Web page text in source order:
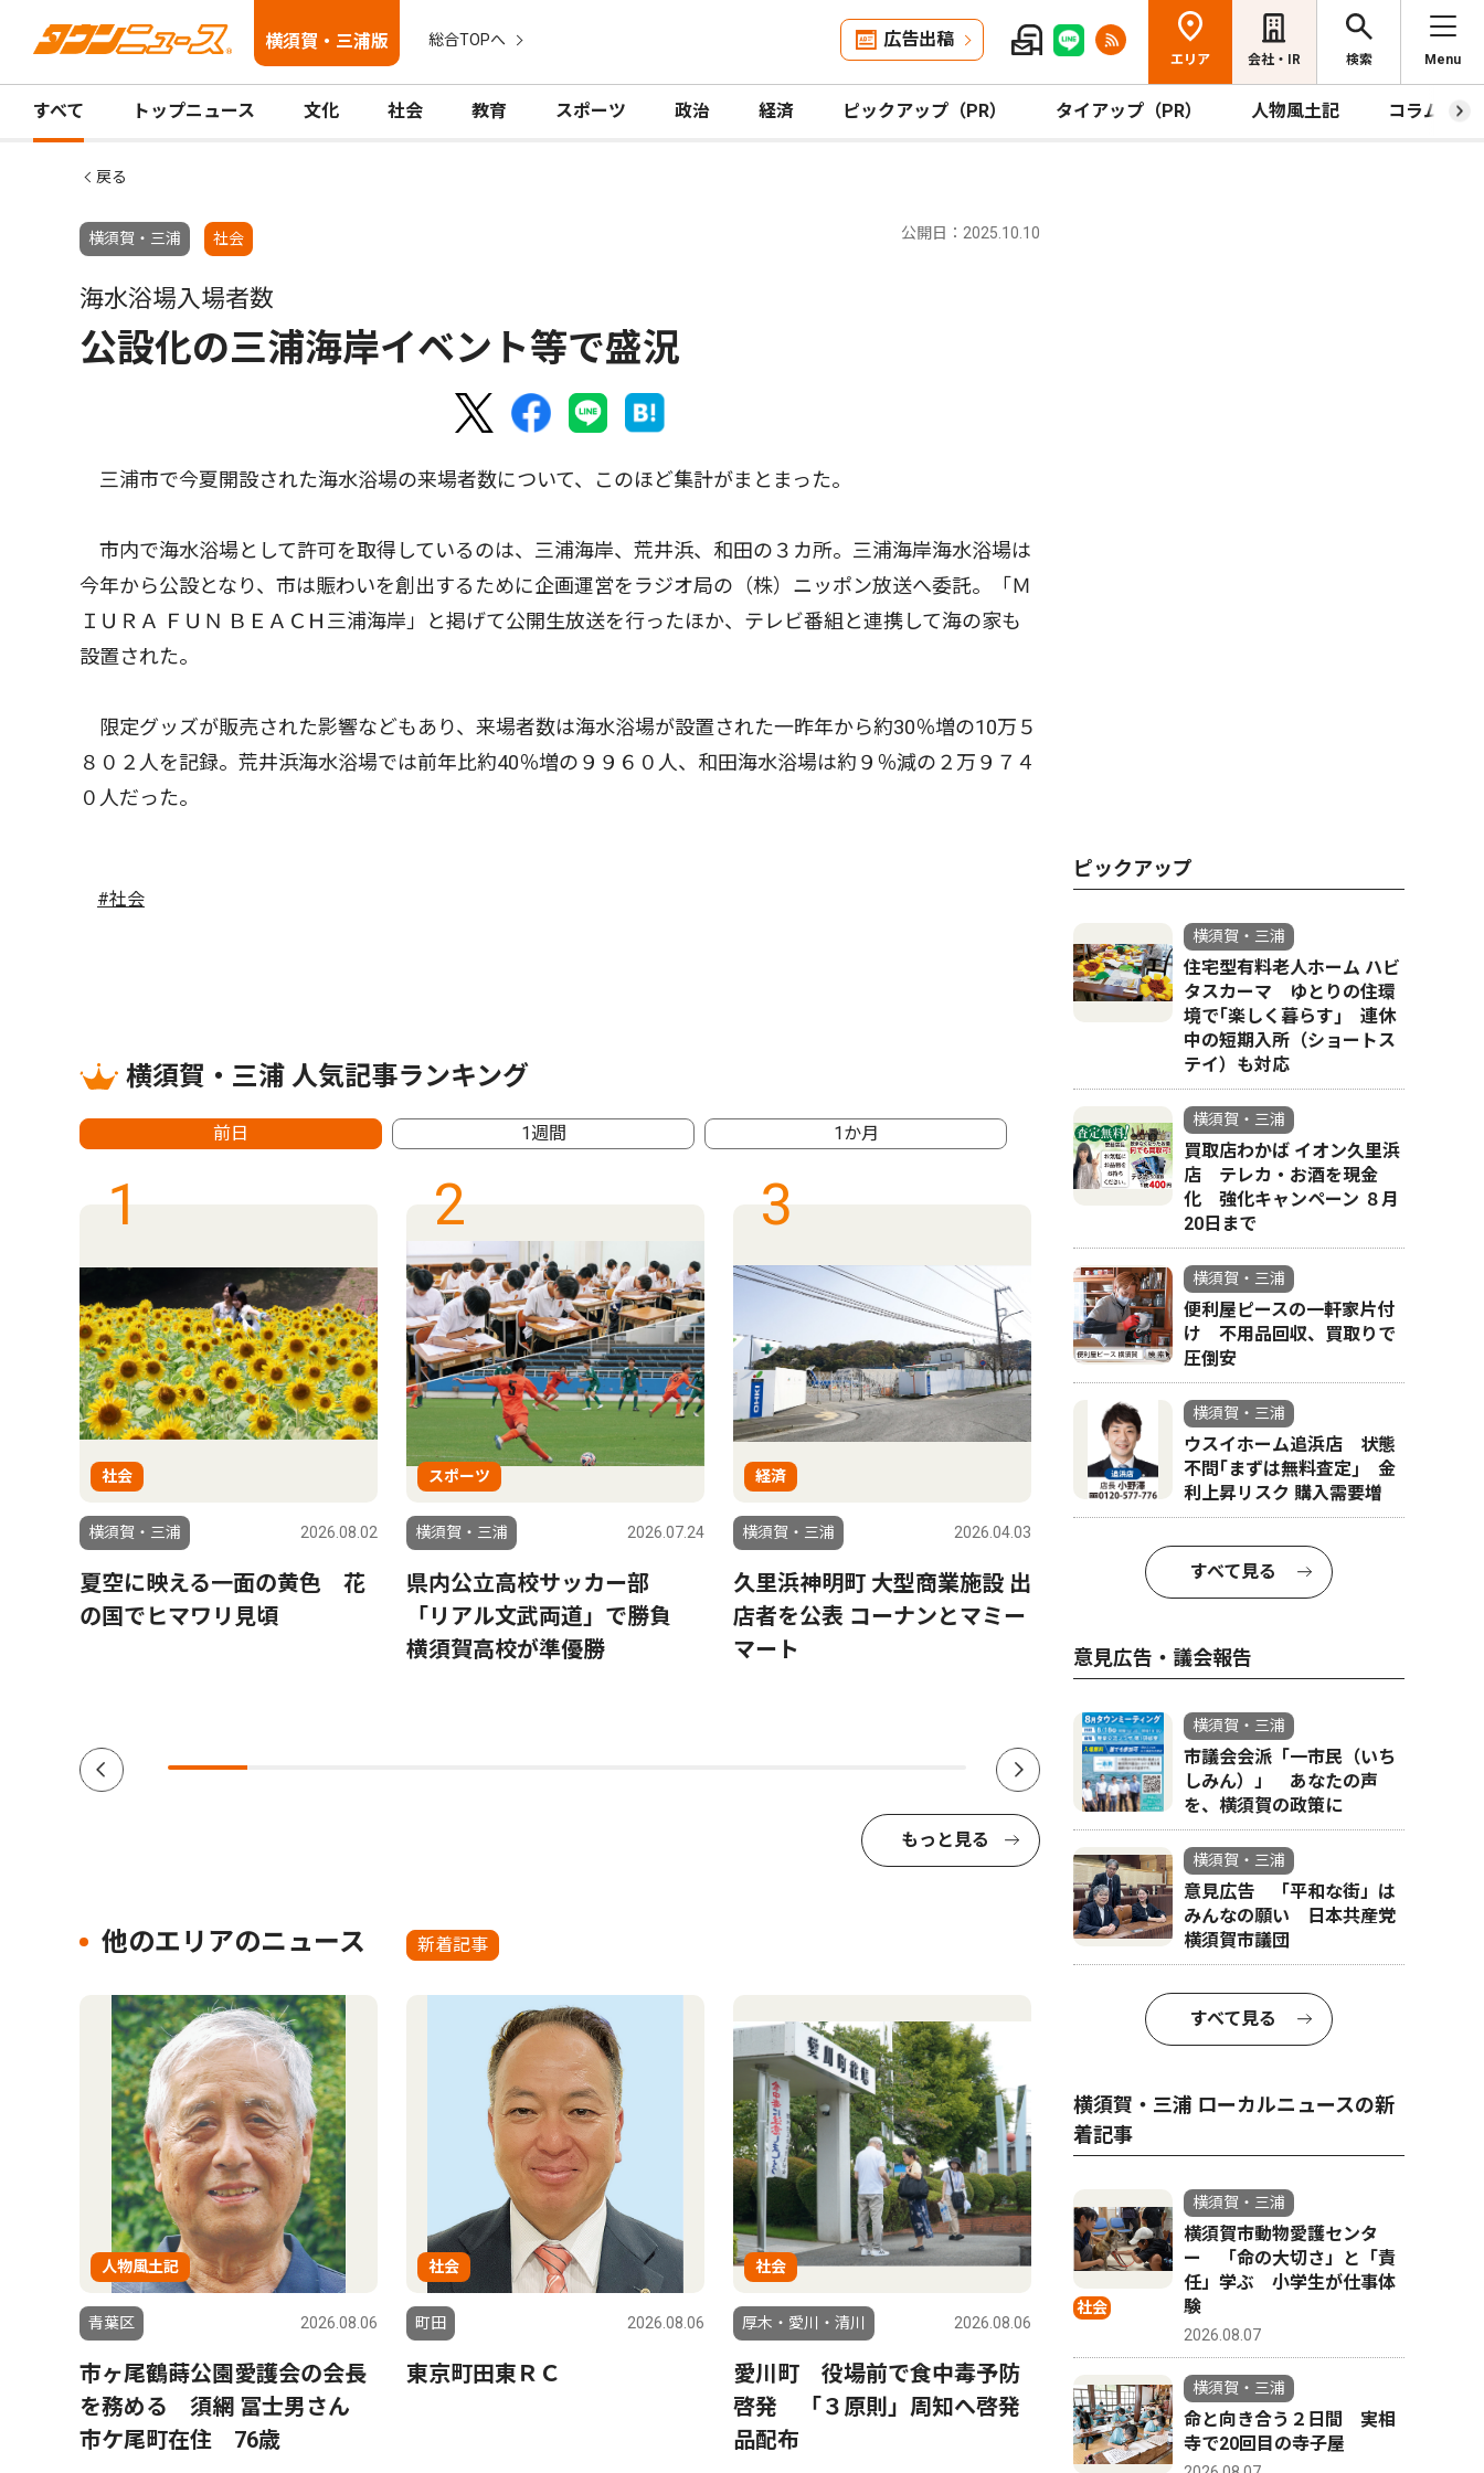
横須賀・三浦版 総合TOPへ 広告出稿
エリア 会社・IR 検索 Menu
すべて トップニュース 文化 社会 教育 スポーツ 政治 経済 ピックアップ（PR） タイアップ（PR） 人物風土記 コラム
戻る
横須賀・三浦 社会 公開日：2025.10.10
海水浴場入場者数
公設化の三浦海岸イベント等で盛況
三浦市で今夏開設された海水浴場の来場者数について、このほど集計がまとまった。
市内で海水浴場として許可を取得しているのは、三浦海岸、荒井浜、和田の３カ所。三浦海岸海水浴場は
今年から公設となり、市は賑わいを創出するために企画運営をラジオ局の（株）ニッポン放送へ委託。「Ｍ
ＩＵＲＡ ＦＵＮ ＢＥＡＣＨ三浦海岸」と掲げて公開生放送を行ったほか、テレビ番組と連携して海の家も
設置された。
限定グッズが販売された影響などもあり、来場者数は海水浴場が設置された一昨年から約30％増の10万５
８０２人を記録。荒井浜海水浴場では前年比約40％増の９９６０人、和田海水浴場は約９％減の２万９７４
０人だった。
#社会
横須賀・三浦 人気記事ランキング
前日 1週間 1か月
1
社会
横須賀・三浦 2026.08.02
夏空に映える一面の黄色 花
の国でヒマワリ見頃
2
スポーツ
横須賀・三浦 2026.07.24
県内公立高校サッカー部
「リアル文武両道」で勝負
横須賀高校が準優勝
3
経済
横須賀・三浦 2026.04.03
久里浜神明町 大型商業施設 出
店者を公表 コーナンとマミー
マート
4
人物風土記
青年海外協力隊員としてボリ
GOMI」を広めた 中島 博さ
ん 横須賀市武在住 41歳
もっと見る
他のエリアのニュース 新着記事
人物風土記
青葉区 2026.08.06
市ヶ尾鶴蒔公園愛護会の会長
を務める 須網 冨士男さん
市ケ尾町在住 76歳
社会
町田 2026.08.06
東京町田東ＲＣ
社会
厚木・愛川・清川 2026.08.06
愛川町 役場前で食中毒予防
啓発 「３原則」周知へ啓発
品配布
ピックアップ
横須賀・三浦
住宅型有料老人ホーム ハビ
タスカーマ ゆとりの住環
境で｢楽しく暮らす｣ 連休
中の短期入所（ショートス
テイ）も対応
横須賀・三浦
買取店わかば イオン久里浜
店 テレカ・お酒を現金
化 強化キャンペーン ８月
20日まで
横須賀・三浦
便利屋ピースの一軒家片付
け 不用品回収、買取りで
圧倒安
横須賀・三浦
ウスイホーム追浜店 状態
不問｢まずは無料査定｣ 金
利上昇リスク 購入需要増
すべて見る
意見広告・議会報告
横須賀・三浦
市議会会派「一市民（いち
しみん）」 あなたの声
を、横須賀の政策に
横須賀・三浦
意見広告 「平和な街」は
みんなの願い 日本共産党
横須賀市議団
すべて見る
横須賀・三浦 ローカルニュースの新
着記事
社会
横須賀・三浦
横須賀市動物愛護センタ
ー 「命の大切さ」と「責
任」学ぶ 小学生が仕事体
験
2026.08.07
横須賀・三浦
命と向き合う２日間 実相
寺で20回目の寺子屋